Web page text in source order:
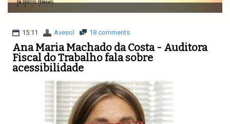
v
i
a
i
o
15:11 Avesol 18 comments
Ana Maria Machado da Costa - Auditora
Fiscal do Trabalho fala sobre
acessibilidade